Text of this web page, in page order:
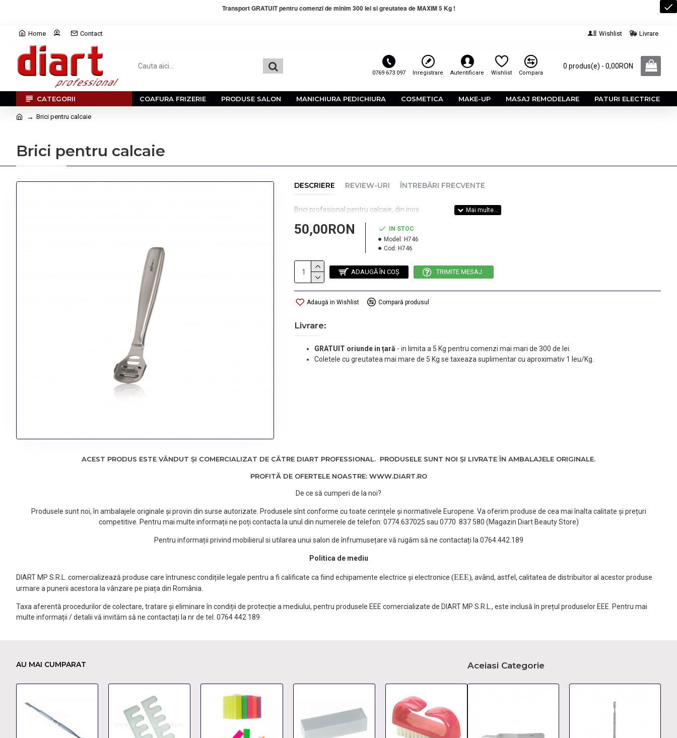
Transport GRATUIT pentru comenzi de minim 300 lei si greutatea de MAXIM 5 Kg !
Home Contact Wishlist Livrare
0769 673 097 Inregistrare Autentificare Wishlist Compara
0 produs(e) - 0,00RON
CATEGORII COAFURA FRIZERIE PRODUSE SALON MANICHIURA PEDICHIURA COSMETICA MAKE-UP MASAJ REMODELARE PATURI ELECTRICE
Brici pentru calcaie
Brici pentru calcaie
DESCRIERE REVIEW-URI ÎNTREBĂRI FRECVENTE
Brici profesional pentru calcaie, din inox.
50,00RON
IN STOC
Model: H746
Cod: H746
ADAUGĂ ÎN COŞ TRIMITE MESAJ
Adaugă in Wishlist Compară produsul
Livrare:
GRATUIT oriunde in țară - in limita a 5 Kg pentru comenzi mai mari de 300 de lei.
Coletele cu greutatea mai mare de 5 Kg se taxeaza suplimentar cu aproximativ 1 leu/Kg.
ACEST PRODUS ESTE VÂNDUT ȘI COMERCIALIZAT DE CĂTRE DIART PROFESSIONAL. PRODUSELE SUNT NOI ȘI LIVRATE ÎN AMBALAJELE ORIGINALE.
PROFITĂ DE OFERTELE NOASTRE: WWW.DIART.RO
De ce să cumperi de la noi?
Produsele sunt noi, în ambalajele originale și provin din surse autorizate. Produsele sînt conforme cu toate cerințele și normativele Europene. Va oferim produse de cea mai înalta calitate și prețuri
competitive. Pentru mai multe informații ne poți contacta la unul din numerele de telefon: 0774.637025 sau 0770 837 580 (Magazin Diart Beauty Store)
Pentru informații privind mobilierul si utilarea unui salon de înfrumusețare vă rugăm să ne contactați la 0764.442.189
Politica de mediu
DIART MP S.R.L. comercializează produse care întrunesc condițiile legale pentru a fi calificate ca fiind echipamente electrice și electronice (EEE), având, astfel, calitatea de distribuitor al acestor produse
urmare a punerii acestora la vânzare pe piața din România.
Taxa aferentă procedurilor de colectare, tratare și eliminare în condiții de protecție a mediului, pentru produsele EEE comercializate de DIART MP S.R.L., este inclusă în prețul produselor EEE. Pentru mai
multe informații / detalii vă invităm să ne contactați la nr de tel. 0764 442 189
AU MAI CUMPARAT Aceiasi Categorie